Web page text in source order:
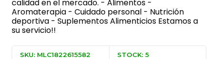
calidad en el mercado. - Alimentos -
Aromaterapia - Cuidado personal - Nutrición
deportiva - Suplementos Alimenticios Estamos a
su servicio!!
SKU: MLC1822615582 STOCK: 5